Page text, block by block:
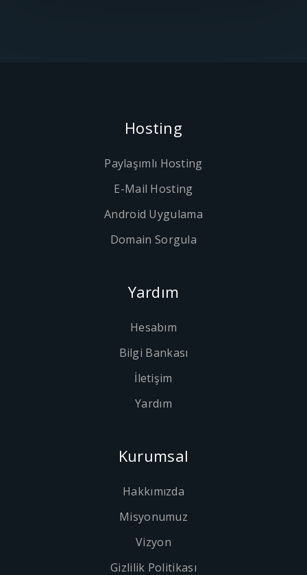
Hosting
Paylaşımlı Hosting
E-Mail Hosting
Android Uygulama
Domain Sorgula
Yardım
Hesabım
Bilgi Bankası
İletişim
Yardım
Kurumsal
Hakkımızda
Misyonumuz
Vizyon
Gizlilik Politikası